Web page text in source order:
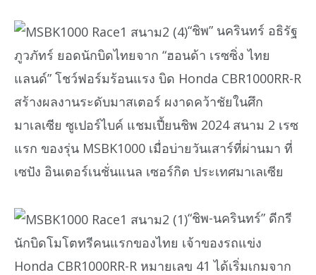
“ชิพ” นครินทร์ อธิรัฐ
ภูวภัทร์ ยอดนักบิดไทยจาก “ฮอนด้า เรซซิ่ง ไทย
แลนด์” โชว์ฟอร์มร้อนแรง บิด Honda CBR1000RR-R
สร้างผลงานระดับมาสเตอร์ ผงาดคว้าชัยในศึก
มาเลเซีย ซูเปอร์ไบค์ แชมเปี้ยนชิพ 2024 สนาม 2 เรซ
แรก ของรุ่น MSBK1000 เมื่อบ่ายวันเสาร์ที่ผ่านมา ที่
เซปัง อินเตอร์เนชั่นแนล เซอร์กิต ประเทศมาเลเซีย
“ชิพ-นครินทร์” ดีกรี
นักบิดโมโตทรีคนแรกของไทย เจ้าของรถแข่ง
Honda CBR1000RR-R หมายเลข 41 ได้เริ่มเกมจาก